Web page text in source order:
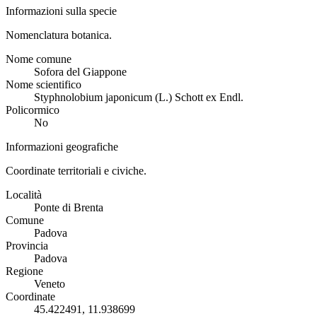
Informazioni sulla specie
Nomenclatura botanica.
Nome comune
Sofora del Giappone
Nome scientifico
Styphnolobium japonicum (L.) Schott ex Endl.
Policormico
No
Informazioni geografiche
Coordinate territoriali e civiche.
Località
Ponte di Brenta
Comune
Padova
Provincia
Padova
Regione
Veneto
Coordinate
45.422491, 11.938699